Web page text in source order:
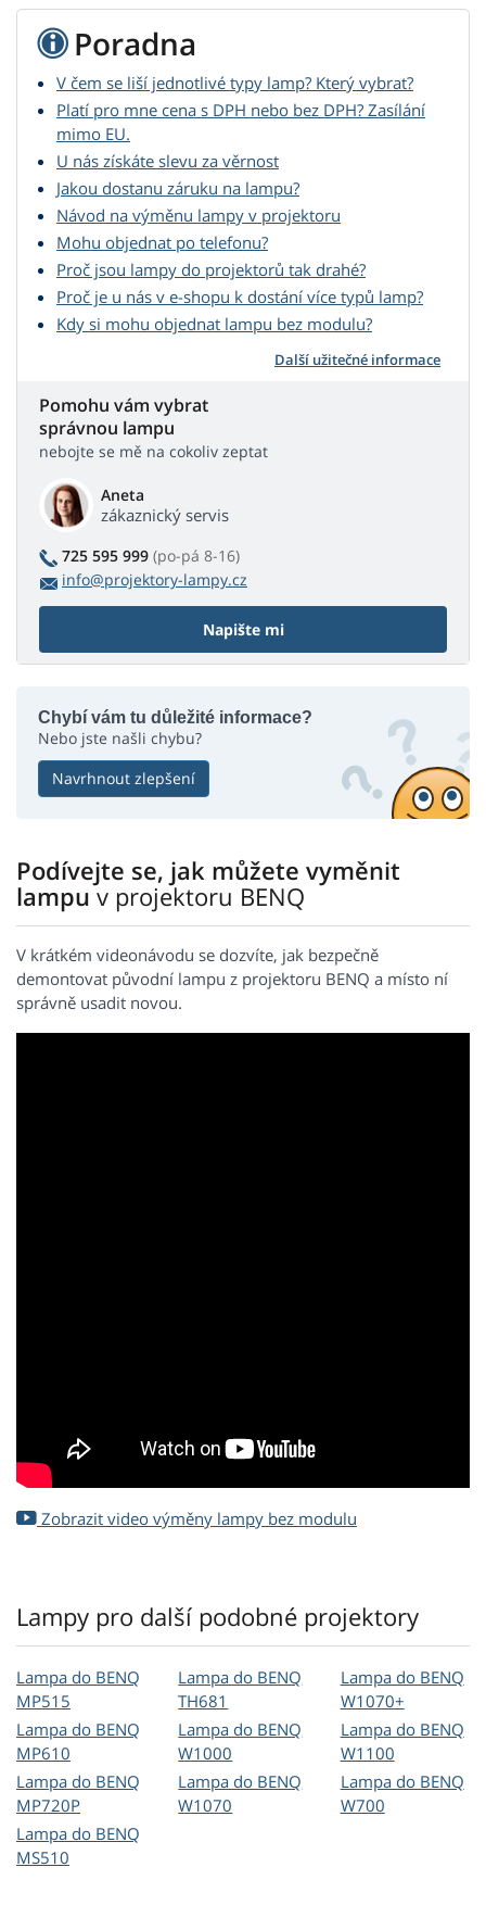
Poradna
V čem se liší jednotlivé typy lamp? Který vybrat?
Platí pro mne cena s DPH nebo bez DPH? Zasílání
mimo EU.
U nás získáte slevu za věrnost
Jakou dostanu záruku na lampu?
Návod na výměnu lampy v projektoru
Mohu objednat po telefonu?
Proč jsou lampy do projektorů tak drahé?
Proč je u nás v e-shopu k dostání více typů lamp?
Kdy si mohu objednat lampu bez modulu?
Další užitečné informace
Pomohu vám vybrat
správnou lampu
nebojte se mě na cokoliv zeptat
Aneta
zákaznický servis
725 595 999 (po-pá 8-16)
info@projektory-lampy.cz
Napište mi
Chybí vám tu důležité informace?
Nebo jste našli chybu?
Navrhnout zlepšení
Podívejte se, jak můžete vyměnit
lampuv projektoru BENQ
V krátkém videonávodu se dozvíte, jak bezpečně
demontovat původní lampu z projektoru BENQ a místo ní
správně usadit novou.
Zobrazit video výměny lampy bez modulu
Lampy pro další podobné projektory
Lampa do BENQ
MP515
Lampa do BENQ
MP610
Lampa do BENQ
MP720P
Lampa do BENQ
MS510
Lampa do BENQ
TH681
Lampa do BENQ
W1000
Lampa do BENQ
W1070
Lampa do BENQ
W1070+
Lampa do BENQ
W1100
Lampa do BENQ
W700